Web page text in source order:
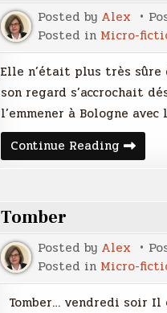
Posted by Alex
Posted in Micro-
Elle n’était plus très sûre
son regard s’accrochait
l’emmener à Bologne
Continue Reading Le
voyage
Tomber
Posted by Alex
Posted in Micro-
Tomber… vendredi soir